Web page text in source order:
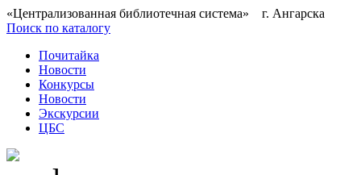
«Централизованная библиотечная система» г. Ангарска
Поиск по каталогу
Почитайка
Новости
Конкурсы
Новости
Экскурсии
ЦБС